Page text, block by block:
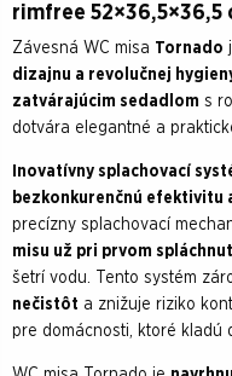
rimfree 52×36,5×36,5
Závesná WC misa Tornado
dizajnu a revolučnej
zatvárajúcim sedadlom s
dotvára elegantné a
Inovatívny splachovací
bezkonkurenčnú efektivitu
precízny splachovací
misu už pri prvom
šetrí vodu. Tento systém
nečistôt a znižuje riziko
pre domácnosti, ktoré kladú